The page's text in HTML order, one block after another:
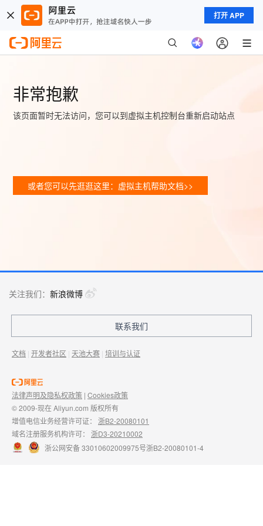
打开 APP
非常抱歉
该页面暂时无法访问，您可以到虚拟主机控制台重新启动站点
或者您可以先逛逛这里：虚拟主机帮助文档>>